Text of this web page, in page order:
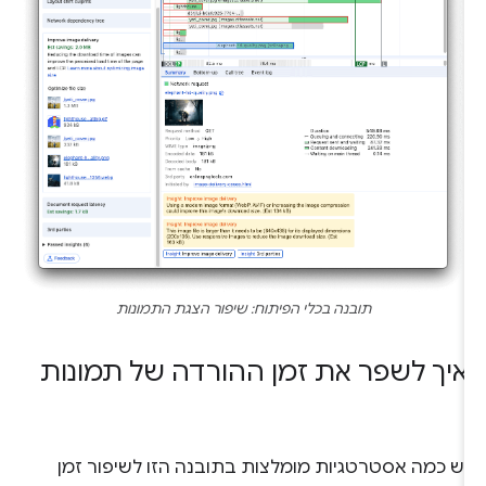
תובנה בכלי הפיתוח: שיפור הצגת התמונות
איך לשפר את זמן ההורדה של תמונות
יש כמה אסטרטגיות מומלצות בתובנה הזו לשיפור זמן